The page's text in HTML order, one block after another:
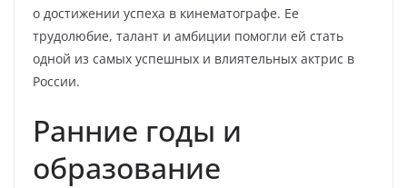
о достижении успеха в кинематографе. Ее
трудолюбие, талант и амбиции помогли ей стать
одной из самых успешных и влиятельных актрис в
России.
Ранние годы и
образование